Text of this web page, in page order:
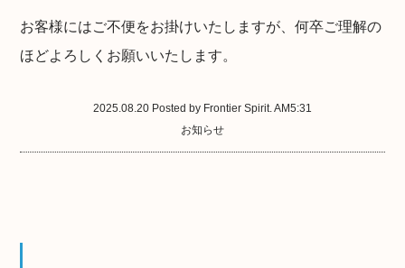
お客様にはご不便をお掛けいたしますが、何卒ご理解の
ほどよろしくお願いいたします。
2025.08.20 Posted by Frontier Spirit. AM5:31
お知らせ